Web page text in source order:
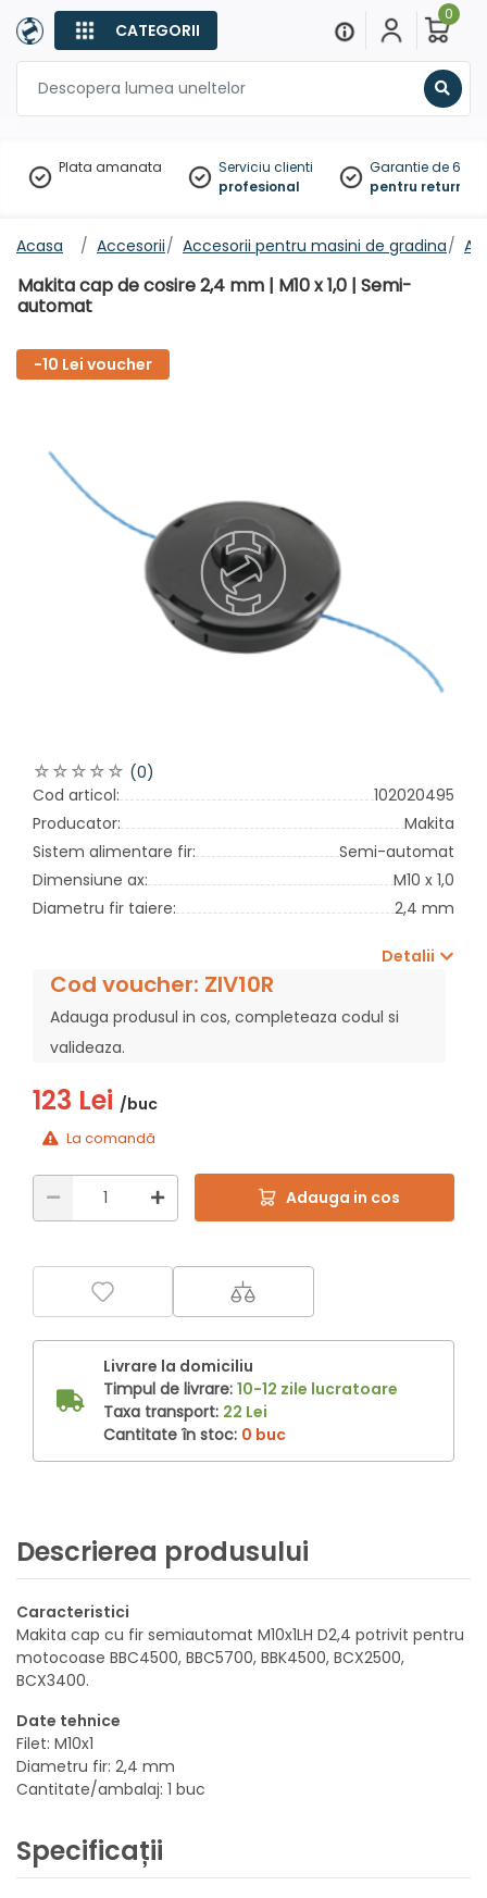
CATEGORII
0
Plata amanata
Serviciu clienti
profesional
Garantie de 60
pentru
Acasa Accesorii Accesorii pentru masini de gradina
Makita cap de cosire 2,4 mm | M10 x 1,0 | Semi-
automat
-10 Lei voucher
(0)
Cod articol:
102020495
Producator:
Makita
Sistem alimentare fir:
Semi-automat
Dimensiune ax:
M10 x 1,0
Diametru fir taiere:
2,4 mm
Detalii
Cod voucher: ZIV10R
Adauga produsul in cos, completeaza codul si
valideaza.
123 Lei /buc
La comandă
Adauga in cos
Livrare la domiciliu
Timpul de livrare: 10-12 zile lucratoare
Taxa transport: 22 Lei
Cantitate în stoc: 0 buc
Descrierea produsului
Caracteristici
Makita cap cu fir semiautomat M10x1LH D2,4 potrivit pentru
motocoase BBC4500, BBC5700, BBK4500, BCX2500,
BCX3400.
Date tehnice
Filet: M10x1
Diametru fir: 2,4 mm
Cantitate/ambalaj: 1 buc
Specificații